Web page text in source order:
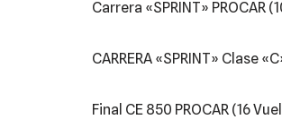
Carrera «SPRINT» PROCAR
CARRERA «SPRINT» Clase
Final CE 850 PROCAR (16